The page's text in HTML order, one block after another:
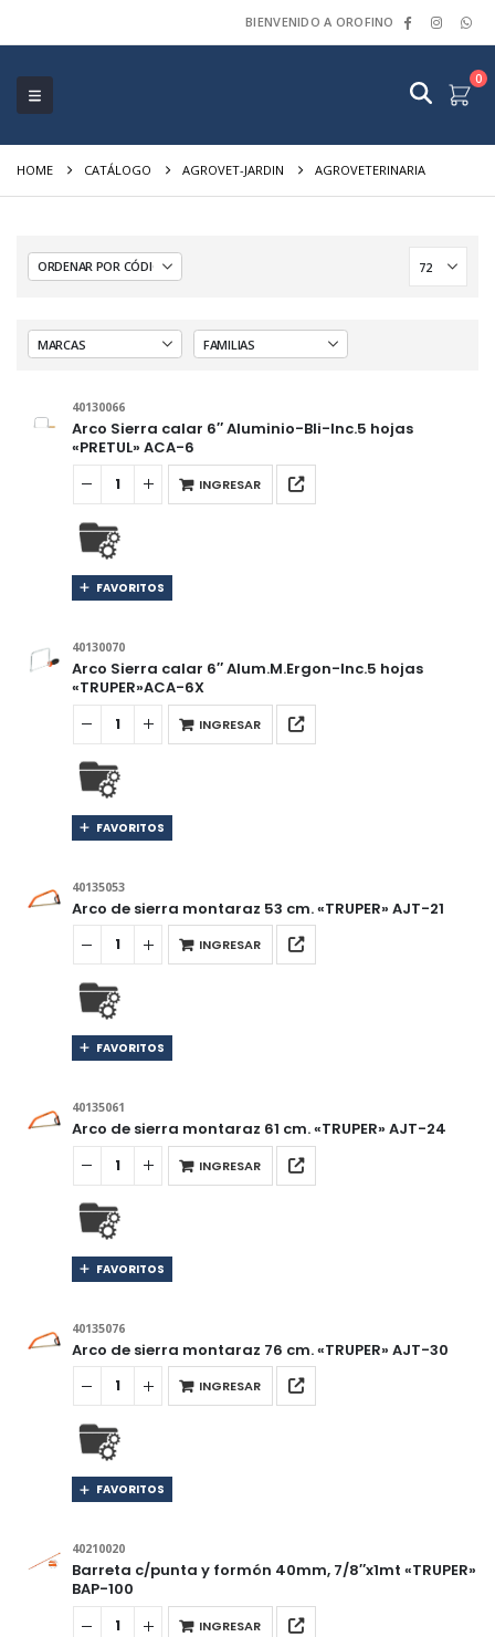
BIENVENIDO A OROFINO
0
HOME CATÁLOGO AGROVET-JARDIN AGROVETERINARIA
40130066
Arco Sierra calar 6″ Aluminio-Bli-Inc.5 hojas
«PRETUL» ACA-6
INGRESAR
FAVORITOS
40130070
Arco Sierra calar 6″ Alum.M.Ergon-Inc.5 hojas
«TRUPER»ACA-6X
INGRESAR
FAVORITOS
40135053
Arco de sierra montaraz 53 cm. «TRUPER» AJT-21
INGRESAR
FAVORITOS
40135061
Arco de sierra montaraz 61 cm. «TRUPER» AJT-24
INGRESAR
FAVORITOS
40135076
Arco de sierra montaraz 76 cm. «TRUPER» AJT-30
INGRESAR
FAVORITOS
40210020
Barreta c/punta y formón 40mm, 7/8″x1mt «TRUPER»
BAP-100
INGRESAR